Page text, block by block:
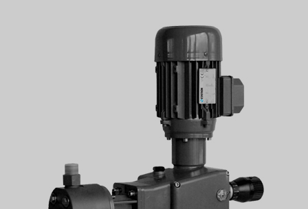
美國 EMERSON
美國 PENTAIR